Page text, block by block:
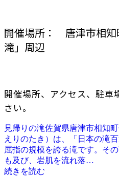
開催場所： 唐津市相知
滝」周辺
開催場所、アクセス、駐車
さい。
見帰りの滝佐賀県唐津市相知
えりのたき）は、「日本の滝
屈指の規模を誇る滝です。そ
も及び、岩肌を流れ落…
続きを読む